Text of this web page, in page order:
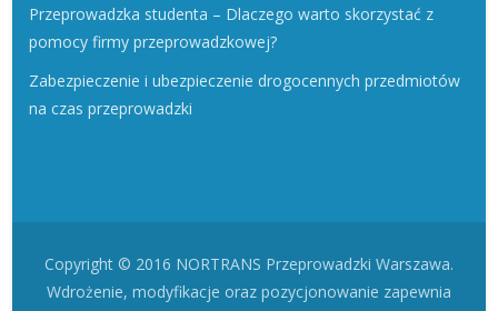
Przeprowadzka studenta – Dlaczego warto skorzystać z
pomocy firmy przeprowadzkowej?
Zabezpieczenie i ubezpieczenie drogocennych przedmiotów
na czas przeprowadzki
Copyright © 2016 NORTRANS Przeprowadzki Warszawa.
Wdrożenie, modyfikacje oraz pozycjonowanie zapewnia